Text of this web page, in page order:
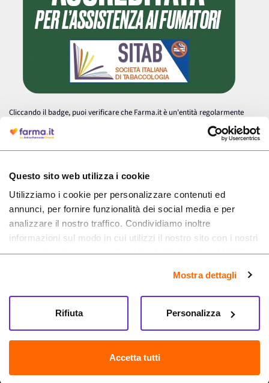
Questo sito web utilizza i cookie
Utilizziamo i cookie per personalizzare contenuti ed
annunci, per fornire funzionalità dei social media e per
analizzare il nostro traffico. Condividiamo inoltre
informazioni sul modo in cui utilizzi il nostro sito con i nostri
partner che si occupano di analisi dei dati web, pubblicità e
informazioni che hai fornito loro o che hanno raccolto dal
tuo utilizzo dei loro servizi.
Mostra dettagli
Accetta tutti
Personalizza
Rifiuta
Cliccando il badge, puoi verificare che Farma.it è un'entità regolarmente
autorizzata dal Ministero della Salute a effettuare la vendita online di
medicinali.
Farma.it S.a.s. P. IVA 07417261216 REA: NA-884088
CREDITS
Sede legale Via delle Repubbliche Marinare 128, 80147 Napoli